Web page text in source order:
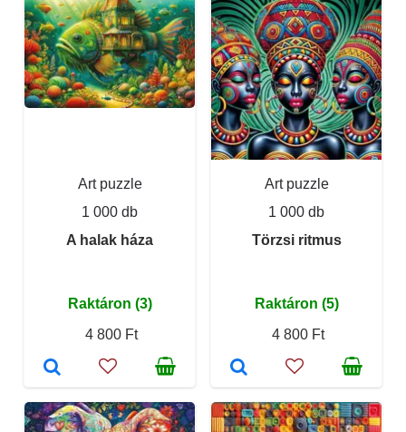
Art puzzle
1 000 db
A halak háza
Raktáron (3)
4 800 Ft
Art puzzle
1 000 db
Törzsi ritmus
Raktáron (5)
4 800 Ft